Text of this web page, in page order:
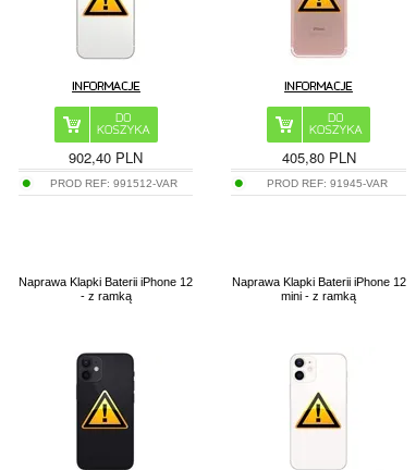
902,40 PLN
PROD REF:991512-VAR
405,80 PLN
PROD REF: 91945-VAR
Naprawa Klapki Baterii iPhone 12
- z ramką
Naprawa Klapki Baterii iPhone 12
mini - z ramką